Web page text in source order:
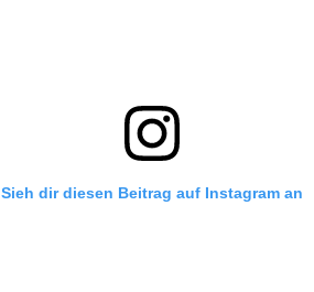
Sieh dir diesen Beitrag auf Instagram an